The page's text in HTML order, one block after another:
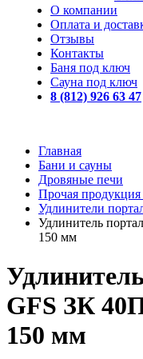
О компании
Оплата и
Отзывы
Контакты
Баня под ключ
Сауна под ключ
8 (812) 926 63 47
Главная
Бани и сауны
Дровяные печи
Прочая продукция
Удлинители
Удлинитель
150 мм
GFS ЗК
150 мм